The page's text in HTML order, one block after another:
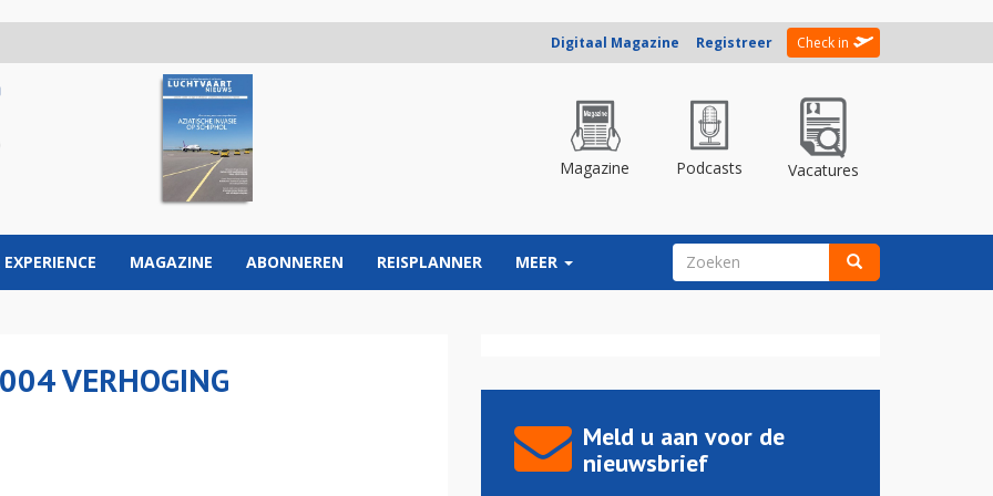
Digitaal Magazine Registreer Check in
Magazine Podcasts Vacatures
EXPERIENCE MAGAZINE ABONNEREN REISPLANNER MEER ZOEKVELD
VERHOGING
Meld u aan voor de
nieuwsbrief